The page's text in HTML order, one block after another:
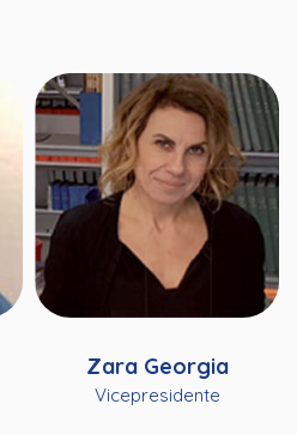
Zara Georgia
Vicepresidente